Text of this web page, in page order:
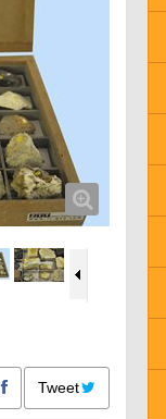
Tweet